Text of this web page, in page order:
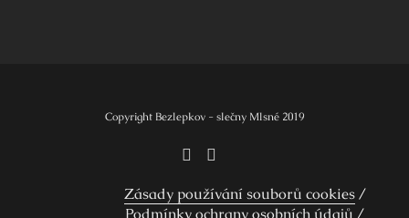
Copyright Bezlepkov - slečny Mlsné 2019
Zásady používání souborů cookies
Podmínky ochrany osobních údajů